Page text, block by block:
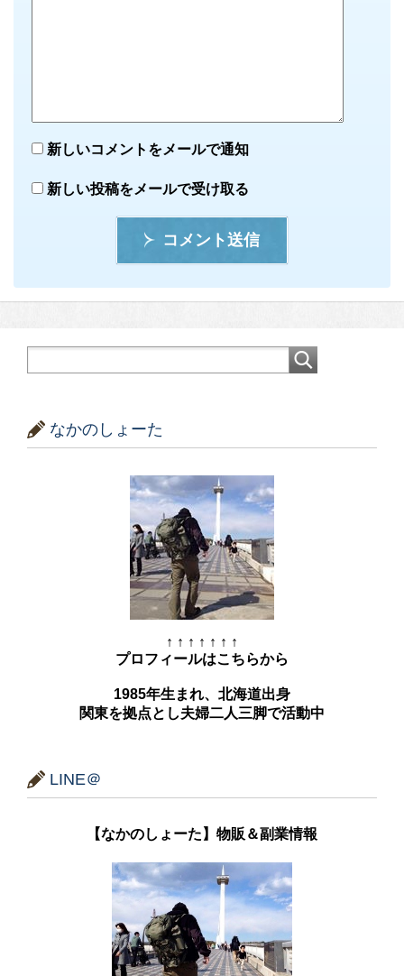
新しいコメントをメールで通知
新しい投稿をメールで受け取る
コメント送信
なかのしょーた
↑ ↑ ↑ ↑ ↑ ↑ ↑
プロフィールはこちらから
1985年生まれ、北海道出身
関東を拠点とし夫婦二人三脚で活動中
LINE＠
【なかのしょーた】物販＆副業情報